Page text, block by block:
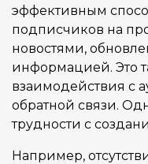
эффективным
подписчиков на
новостями,
информацией. Это
взаимодействия с
обратной связи.
трудности с
Например,